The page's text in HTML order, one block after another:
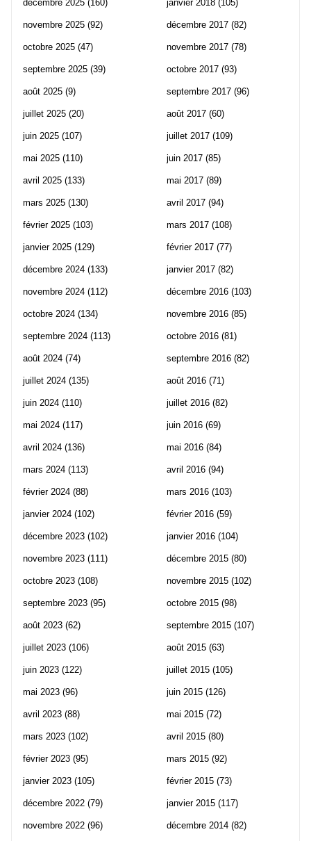
décembre 2025 (160)
novembre 2025 (92)
octobre 2025 (47)
septembre 2025 (39)
août 2025 (9)
juillet 2025 (20)
juin 2025 (107)
mai 2025 (110)
avril 2025 (133)
mars 2025 (130)
février 2025 (103)
janvier 2025 (129)
décembre 2024 (133)
novembre 2024 (112)
octobre 2024 (134)
septembre 2024 (113)
août 2024 (74)
juillet 2024 (135)
juin 2024 (110)
mai 2024 (117)
avril 2024 (136)
mars 2024 (113)
février 2024 (88)
janvier 2024 (102)
décembre 2023 (102)
novembre 2023 (111)
octobre 2023 (108)
septembre 2023 (95)
août 2023 (62)
juillet 2023 (106)
juin 2023 (122)
mai 2023 (96)
avril 2023 (88)
mars 2023 (102)
février 2023 (95)
janvier 2023 (105)
décembre 2022 (79)
novembre 2022 (96)
janvier 2018 (105)
décembre 2017 (82)
novembre 2017 (78)
octobre 2017 (93)
septembre 2017 (96)
août 2017 (60)
juillet 2017 (109)
juin 2017 (85)
mai 2017 (89)
avril 2017 (94)
mars 2017 (108)
février 2017 (77)
janvier 2017 (82)
décembre 2016 (103)
novembre 2016 (85)
octobre 2016 (81)
septembre 2016 (82)
août 2016 (71)
juillet 2016 (82)
juin 2016 (69)
mai 2016 (84)
avril 2016 (94)
mars 2016 (103)
février 2016 (59)
janvier 2016 (104)
décembre 2015 (80)
novembre 2015 (102)
octobre 2015 (98)
septembre 2015 (107)
août 2015 (63)
juillet 2015 (105)
juin 2015 (126)
mai 2015 (72)
avril 2015 (80)
mars 2015 (92)
février 2015 (73)
janvier 2015 (117)
décembre 2014 (82)